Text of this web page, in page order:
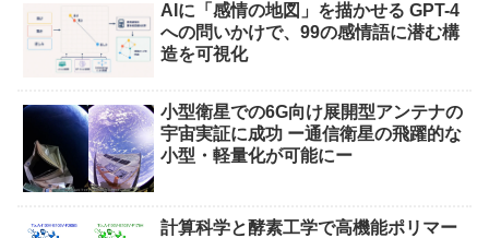
AIに「感情の地図」を描かせる GPT-4
への問いかけで、99の感情語に潜む構
造を可視化
小型衛星での6G向け展開型アンテナの
宇宙実証に成功 ー通信衛星の飛躍的な
小型・軽量化が可能にー
計算科学と酵素工学で高機能ポリマー